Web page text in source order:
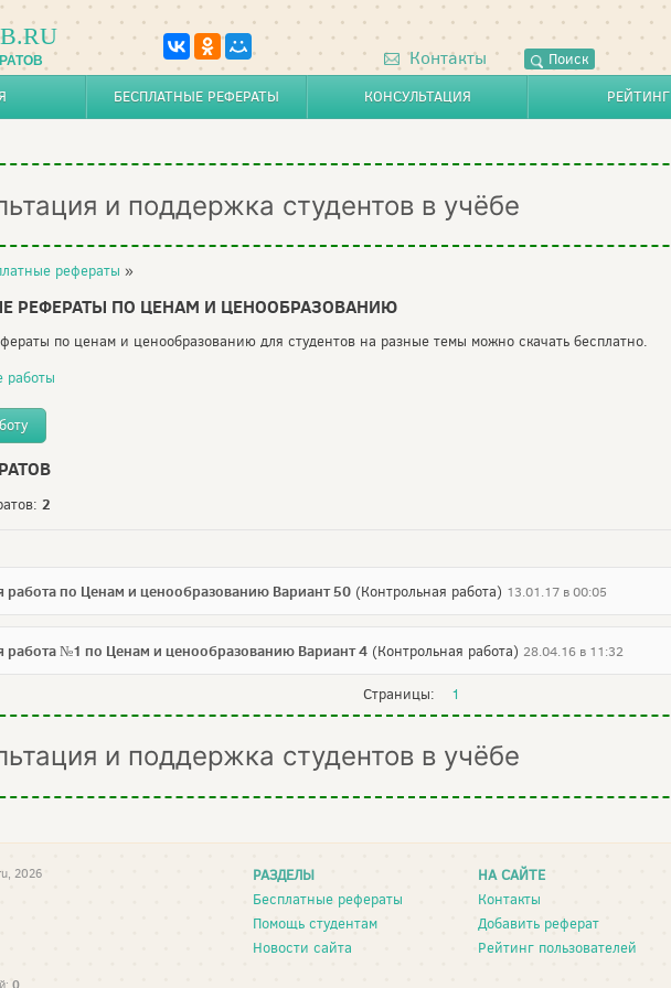
Контакты Поиск
БЕСПЛАТНЫЕ РЕФЕРАТЫ КОНСУЛЬТАЦИЯ РЕЙТИНГ
и поддержка студентов в учёбе
рефераты »
РЕФЕРАТЫ ПО ЦЕНАМ И ЦЕНООБРАЗОВАНИЮ
по ценам и ценообразованию для студентов на разные темы можно скачать бесплатно.
работы
2
работа по Ценам и ценообразованию Вариант 50 (Контрольная работа) 13.01.17 в 00:05
работа №1 по Ценам и ценообразованию Вариант 4 (Контрольная работа) 28.04.16 в 11:32
Страницы: 1
и поддержка студентов в учёбе
РАЗДЕЛЫ
Бесплатные рефераты
Помощь студентам
Новости сайта
НА САЙТЕ
Контакты
Добавить реферат
Рейтинг пользователей
2026
0